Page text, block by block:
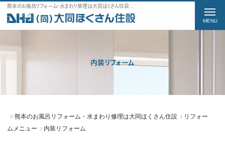
内装リフォーム
熊本のお風呂リフォーム・水まわり修理は大同ほくさん住設
リフォー
ムメニュー
内装リフォーム
t
o